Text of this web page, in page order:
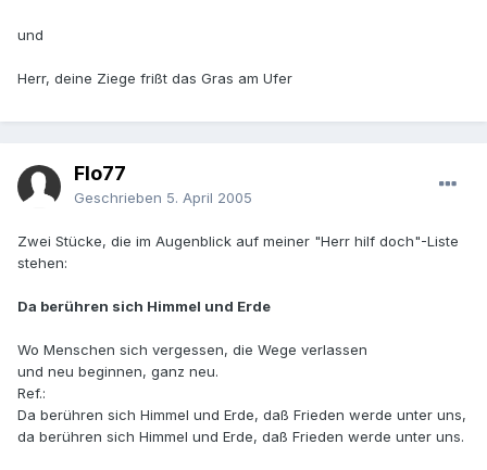
und
Herr, deine Ziege frißt das Gras am Ufer
Flo77
Geschrieben 5. April 2005
Zwei Stücke, die im Augenblick auf meiner "Herr hilf doch"-Liste
stehen:
Da berühren sich Himmel und Erde
Wo Menschen sich vergessen, die Wege verlassen
und neu beginnen, ganz neu.
Ref.:
Da berühren sich Himmel und Erde, daß Frieden werde unter uns,
da berühren sich Himmel und Erde, daß Frieden werde unter uns.